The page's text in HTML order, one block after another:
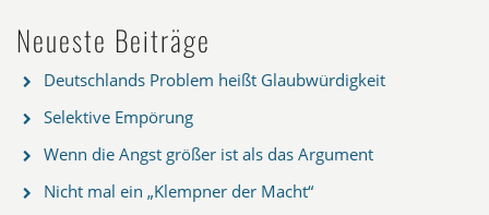
Neueste Beiträge
Deutschlands Problem heißt Glaubwürdigkeit
Selektive Empörung
Wenn die Angst größer ist als das Argument
Nicht mal ein „Klempner der Macht“